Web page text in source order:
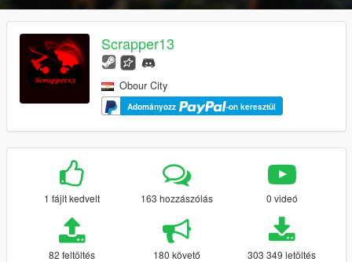
Scrapper13
Obour City
Adományozz -on keresztül
1 fájlt kedvelt 163 hozzászólás 0 videó
82 feltöltés 180 követő 303 349 letöltés